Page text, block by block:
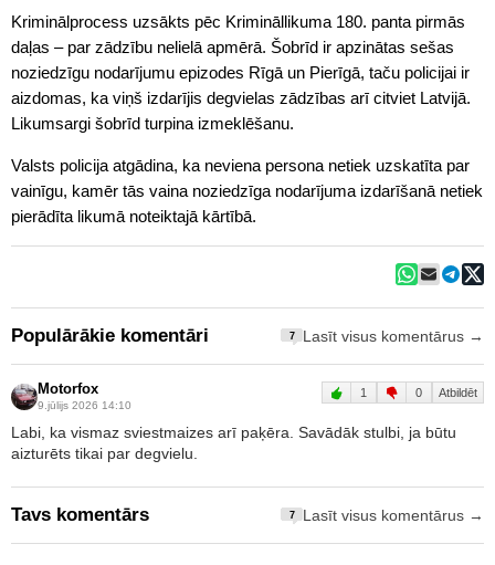
Kriminālprocess uzsākts pēc Krimināllikuma 180. panta pirmās
daļas – par zādzību nelielā apmērā. Šobrīd ir apzinātas sešas
noziedzīgu nodarījumu epizodes Rīgā un Pierīgā, taču policijai ir
aizdomas, ka viņš izdarījis degvielas zādzības arī citviet Latvijā.
Likumsargi šobrīd turpina izmeklēšanu.
Valsts policija atgādina, ka neviena persona netiek uzskatīta par
vainīgu, kamēr tās vaina noziedzīga nodarījuma izdarīšanā netiek
pierādīta likumā noteiktajā kārtībā.
Populārākie komentāri 7 Lasīt visus komentārus →
Motorfox
9.jūlijs 2026 14:10
1 0 Atbildēt
Labi, ka vismaz sviestmaizes arī paķēra. Savādāk stulbi, ja būtu
aizturēts tikai par degvielu.
Tavs komentārs 7 Lasīt visus komentārus →